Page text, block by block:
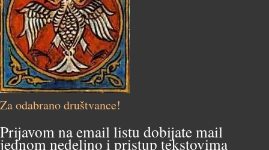
Za odabrano društvance!
Prijavom na email listu dobijate mail
jednom nedeljno i pristup tekstovima